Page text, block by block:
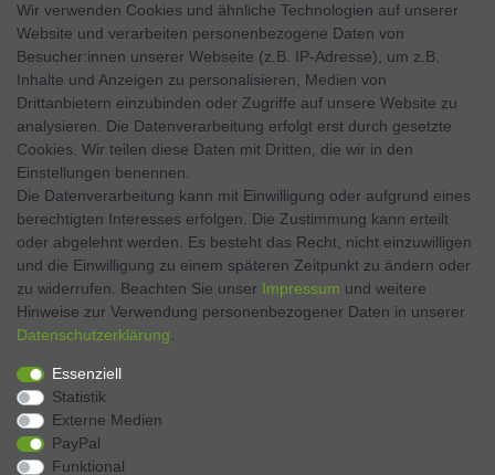
SOCIAL MEDIA
Twitter
Instagram
VERTRAG WIDERRUFEN Kontakt
Zahlen Sie bequem per
Wir verwenden Cookies und ähnliche Technologien auf unserer
Website und verarbeiten personenbezogene Daten von
Besucher:innen unserer Webseite (z.B. IP-Adresse), um z.B.
Inhalte und Anzeigen zu personalisieren, Medien von
Drittanbietern einzubinden oder Zugriffe auf unsere Website zu
analysieren. Die Datenverarbeitung erfolgt erst durch gesetzte
Cookies. Wir teilen diese Daten mit Dritten, die wir in den
Einstellungen benennen.
Die Datenverarbeitung kann mit Einwilligung oder aufgrund eines
berechtigten Interesses erfolgen. Die Zustimmung kann erteilt
oder abgelehnt werden. Es besteht das Recht, nicht einzuwilligen
und die Einwilligung zu einem späteren Zeitpunkt zu ändern oder
zu widerrufen. Beachten Sie unser Impressum und weitere
Hinweise zur Verwendung personenbezogener Daten in unserer
Daten­schutz­erklärung
Essenziell
Statistik
Externe Medien
PayPal
Funktional